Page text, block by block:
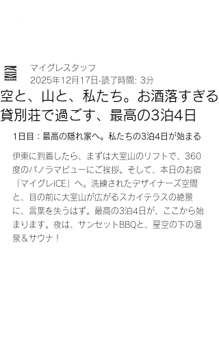
空と、山と、私たち。お酒落すぎる
貸別荘で過ごす、最高の3泊4日
マイグレスタッフ
2025年12月17日 読了時間: 3分
1日目：最高の隠れ家へ。私たちの3泊4日が始まる
伊東に到着したら、まずは大室山のリフトで、360
度のパノラマビューにご挨拶。そして、本日のお宿
「マイグレICE」へ。洗練されたデザイナーズ空間
と、目の前に大室山が広がるスカイテラスの絶景
に、言葉を失うはず。最高の3泊4日が、ここから始
まります。夜は、サンセットBBQと、星空の下の温
泉＆サウナ！